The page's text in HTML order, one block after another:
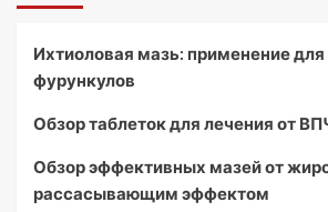
Ихтиоловая мазь: применение для
фурункулов
Обзор таблеток для лечения от
Обзор эффективных мазей от
рассасывающим эффектом